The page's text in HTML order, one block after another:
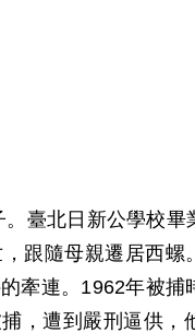
臺北日新公學校畢
跟隨母親遷居西螺
牽連。1962年被捕
，遭到嚴刑逼供，